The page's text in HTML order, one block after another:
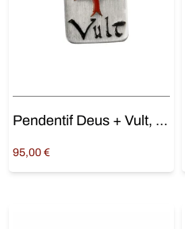
Pendentif Deus + Vult, croix templière rouge
95,00 €
Ajouter au panier